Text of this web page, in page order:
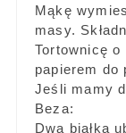
Mąkę
masy.
Tortownicę
papierem do
Jeśli mamy
Beza:
Dwa białka